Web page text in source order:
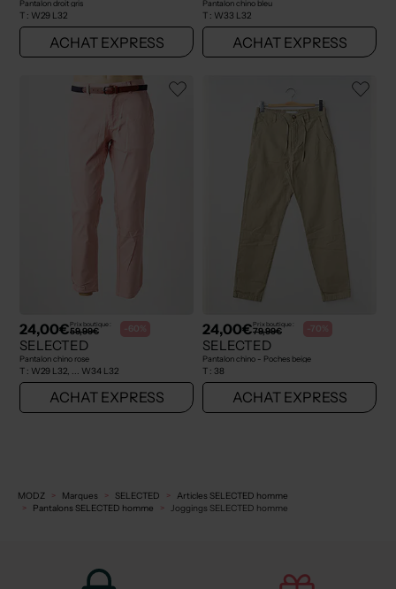
Pantalon droit gris
T : W29 L32
ACHAT EXPRESS
Pantalon chino bleu
T : W33 L32
ACHAT EXPRESS
24,00€Prix boutique :
59,99€ -60%
SELECTED
Pantalon chino rose
T : W29 L32, ... W34 L32
ACHAT EXPRESS
24,00€Prix boutique :
79,99€ -70%
SELECTED
Pantalon chino - Poches beige
T : 38
ACHAT EXPRESS
MODZ Marques SELECTED
Articles SELECTED homme
Pantalons SELECTED homme
Joggings SELECTED homme